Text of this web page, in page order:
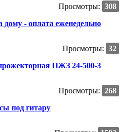
Просмотры: 308
дому - оплата еженедельно
Просмотры: 32
ПЖЗ 24-500-3
Просмотры: 268
под гитару